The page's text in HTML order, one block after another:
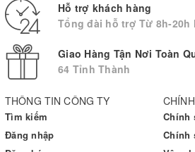
THÔNG TIN CÔNG TY
Tìm kiếm
Đăng nhập
Chính
Chính
Hỗ trợ khách hàng
Tổng đài hỗ trợ Từ 8h-20h
Giao Hàng Tận Nơi Toàn
64 Tỉnh Thành